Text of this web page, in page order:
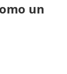
un